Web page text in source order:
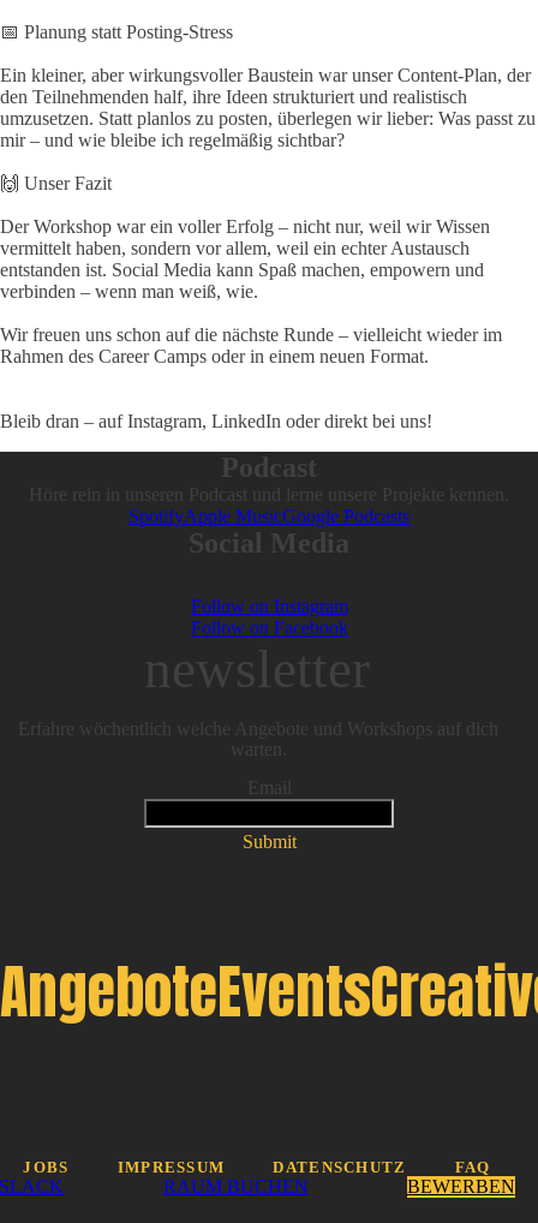
📅 Planung statt Posting-Stress
Ein kleiner, aber wirkungsvoller Baustein war unser Content-Plan, der
den Teilnehmenden half, ihre Ideen strukturiert und realistisch
umzusetzen. Statt planlos zu posten, überlegen wir lieber: Was passt zu
mir – und wie bleibe ich regelmäßig sichtbar?
🙌 Unser Fazit
Der Workshop war ein voller Erfolg – nicht nur, weil wir Wissen
vermittelt haben, sondern vor allem, weil ein echter Austausch
entstanden ist. Social Media kann Spaß machen, empowern und
verbinden – wenn man weiß, wie.
Wir freuen uns schon auf die nächste Runde – vielleicht wieder im
Rahmen des Career Camps oder in einem neuen Format.
Bleib dran – auf Instagram, LinkedIn oder direkt bei uns!
Podcast
Höre rein in unseren Podcast und lerne unsere Projekte kennen.
SpotifyApple MusicGoogle Podcasts
Social Media
Follow on Instagram
Follow on Facebook
newsletter
Erfahre wöchentlich welche Angebote und Workshops auf dich
warten.
Email
Submit
AngeboteEvents
JOBS IMPRESSUM DATENSCHUTZ FAQ
SLACK RAUM BUCHEN BEWERBEN